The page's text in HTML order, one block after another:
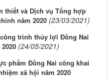
thiết và Dịch vụ Tổng hợp
năm 2020 (23/03/2021)
trình thủy lợi Đồng Nai
(24/05/2021)
phẩm Đồng Nai công khai
xã hội năm 2020